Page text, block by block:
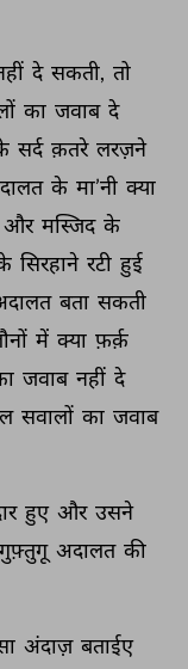
दे सकती, तो
का जवाब दे
सर्द क़तरे लरज़ने
के मा’नी क्या
और मस्जिद के
सिरहाने रटी हुई
बता सकती
में क्या फ़र्क़
जवाब नहीं दे
सवालों का जवाब
हुए और उसने
गुफ़्तुगू अदालत की
अंदाज़ बताईए